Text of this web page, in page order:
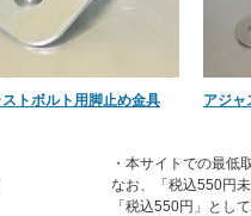
ストボルト用脚止め金具 アジャ
・本サイトでの最低
なお、「税込550円
「税込550円」とし